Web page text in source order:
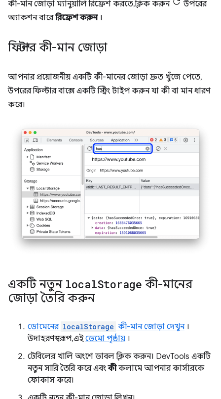
কী-মান জোড়া ম্যানুয়ালি রিফ্রেশ করতে, ক্লিক করুন
উপরের
অ্যাকশন বারেরিফ্রেশ করুন।
ফিল্টার কী-মান জোড়া
আপনার প্রয়োজনীয় একটি কী-মানের জোড়া দ্রুত খুঁজে পেতে,
উপরের ফিল্টার বাক্সে একটি স্ট্রিং টাইপ করুন যা কী বা মান ধারণ
করে।
একটি নতুন localStorage কী-মানের
জোড়া তৈরি করুন
ডোমেনের localStorage কী-মান জোড়া দেখুন।
উদাহরণস্বরূপ, এইডেমো পৃষ্ঠায় ।
টেবিলের খালি অংশে ডাবল ক্লিক করুন। DevTools একটি
নতুন সারি তৈরি করে এবংকীকলামে আপনার কার্সারকে
ফোকাস করে।